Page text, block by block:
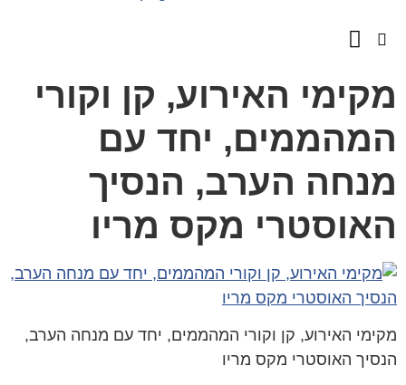
האירוע, קן וקורי
יחד עם
הערב, הנסיך
מקס מריו
האירוע, קן וקורי המהממים, יחד עם מנחה הערב,
האוסטרי מקס מריו